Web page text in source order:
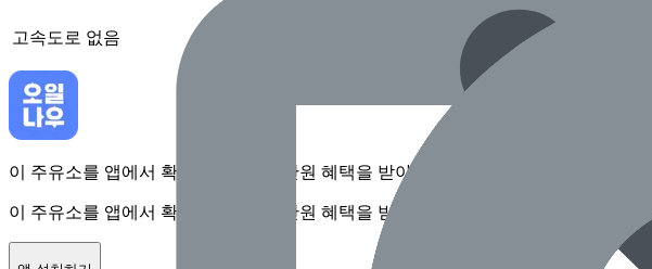
고속도로 없음
이 주유소를 앱에서 확인하고 최대 1만원 혜택을 받아보세요
이 주유소를 앱에서 확인하고 최대 1만원 혜택을 받아보세요